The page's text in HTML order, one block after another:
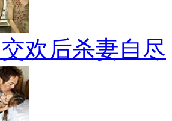
欢后杀妻自尽